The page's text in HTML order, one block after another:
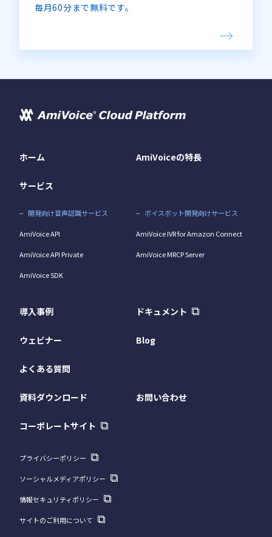
毎月60分まで無料です。
ホーム AmiVoiceの特長
サービス
開発向け音声認識サービス
AmiVoice API
AmiVoice API Private
AmiVoice SDK
ボイスボット開発向けサービス
AmiVoice IVR for Amazon Connect
AmiVoice MRCP Server
導入事例 ドキュメント
ウェビナー Blog
よくある質問
資料ダウンロード お問い合わせ
コーポレートサイト
プライバシーポリシー
ソーシャルメディアポリシー
情報セキュリティポリシー
サイトのご利用について